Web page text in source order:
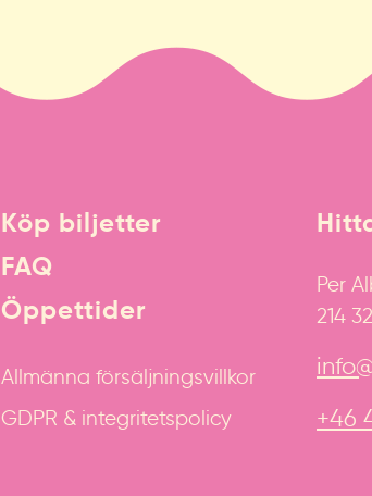
Köp biljetter
FAQ
Öppettider
Allmänna försäljningsvillkor
GDPR & integritetspolicy
Per
214
+46